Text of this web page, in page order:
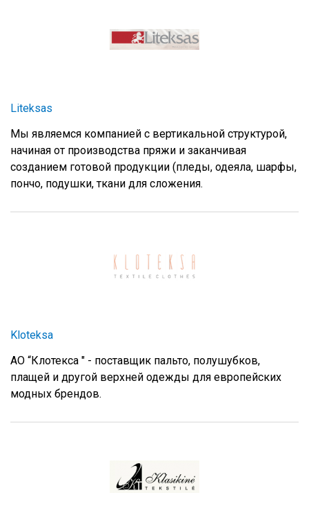
Liteksas
Мы являемся компанией с вертикальной структурой,
начиная от производства пряжи и заканчивая
созданием готовой продукции (пледы, одеяла, шарфы,
пончо, подушки, ткани для сложения.
Kloteksa
АО “Клотекса " - поставщик пальто, полушубков,
плащей и другой верхней одежды для европейских
модных брендов.